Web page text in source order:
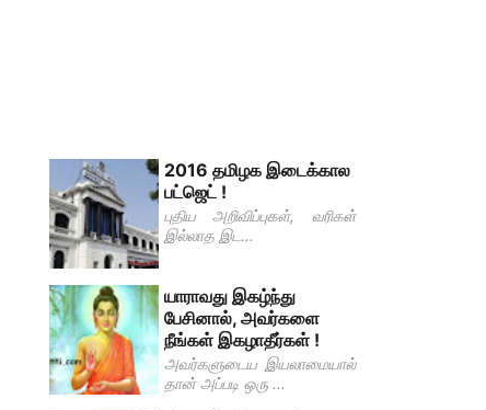
2016 தமிழக இடைக்கால
பட்ஜெட் !
புதிய அறிவிப்புகள், வரிகள்
இல்லாத இட...
யாராவது இகழ்ந்து
பேசினால், அவர்களை
நீங்கள் இகழாதீர்கள் !
அவர்களுடைய இயலாமையால்
தான் அப்படி ஒரு ...